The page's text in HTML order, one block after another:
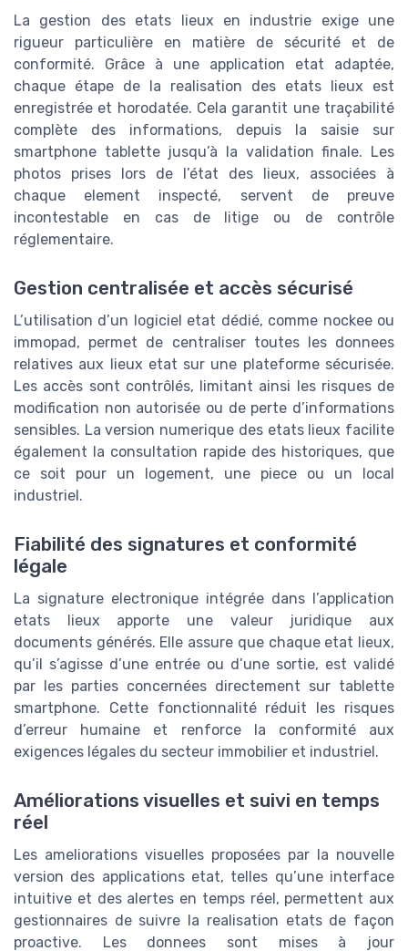
La gestion des etats lieux en industrie exige une
rigueur particulière en matière de sécurité et de
conformité. Grâce à une application etat adaptée,
chaque étape de la realisation des etats lieux est
enregistrée et horodatée. Cela garantit une traçabilité
complète des informations, depuis la saisie sur
smartphone tablette jusqu’à la validation finale. Les
photos prises lors de l’état des lieux, associées à
chaque element inspecté, servent de preuve
incontestable en cas de litige ou de contrôle
réglementaire.
Gestion centralisée et accès sécurisé
L’utilisation d’un logiciel etat dédié, comme nockee ou
immopad, permet de centraliser toutes les donnees
relatives aux lieux etat sur une plateforme sécurisée.
Les accès sont contrôlés, limitant ainsi les risques de
modification non autorisée ou de perte d’informations
sensibles. La version numerique des etats lieux facilite
également la consultation rapide des historiques, que
ce soit pour un logement, une piece ou un local
industriel.
Fiabilité des signatures et conformité
légale
La signature electronique intégrée dans l’application
etats lieux apporte une valeur juridique aux
documents générés. Elle assure que chaque etat lieux,
qu’il s’agisse d’une entrée ou d’une sortie, est validé
par les parties concernées directement sur tablette
smartphone. Cette fonctionnalité réduit les risques
d’erreur humaine et renforce la conformité aux
exigences légales du secteur immobilier et industriel.
Améliorations visuelles et suivi en temps
réel
Les ameliorations visuelles proposées par la nouvelle
version des applications etat, telles qu’une interface
intuitive et des alertes en temps réel, permettent aux
gestionnaires de suivre la realisation etats de façon
proactive. Les donnees sont mises à jour